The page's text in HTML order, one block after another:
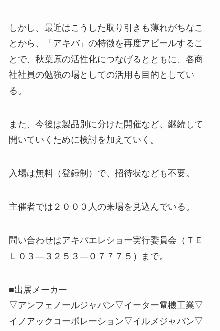
しかし、最近はこうした取り引きも薄れがちなこ
とから、「アキバ」の特徴を再度アピールするこ
とで、秋葉原の活性化につなげるとともに、各商
社社員の勉強の場としての活用も目的としてい
る。
また、今後は製品別に分けた開催など、継続して
開いていくために検討を加えていく。
入場は無料（登録制）で、招待状なども不要。
主催者では２０００人の来場を見込んでいる。
問い合わせはアキバエレショー実行委員会（ＴＥ
Ｌ０３―３２５３―０７７７５）まで。
■出展メーカー
▽アンフェノールジャパン▽イーター電機工業▽
イノアックコーポレーション▽イルメジャパン▽